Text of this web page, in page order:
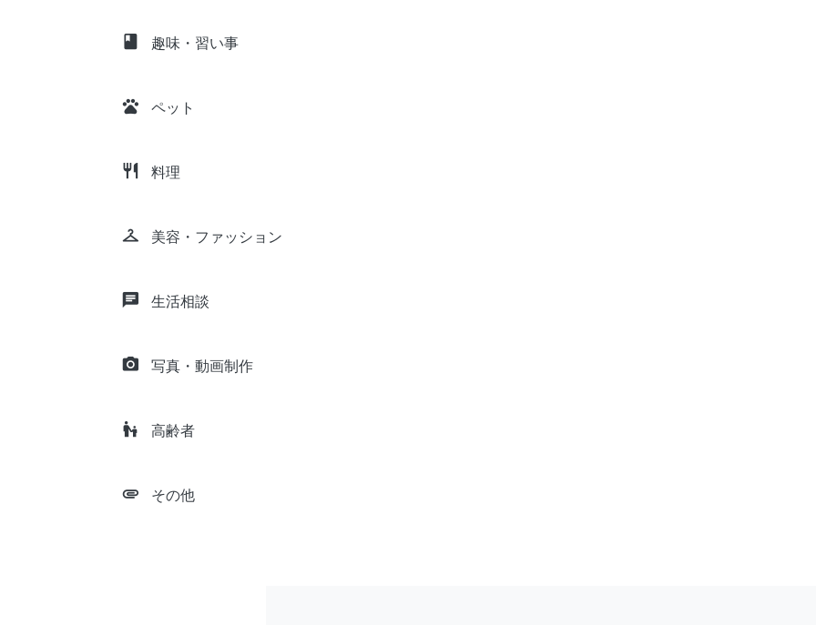
class 趣味・習い事
pets ペット
restaurant 料理
checkroom 美容・ファッション
chat 生活相談
camera_alt 写真・動画制作
escalator_warning 高齢者
attachment その他